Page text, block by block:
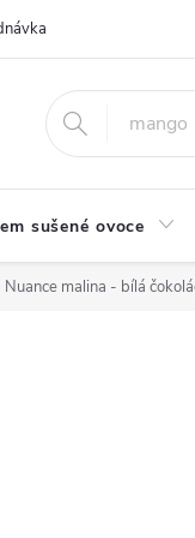
GDPR a
sušené ovoce
Nuance malina - bílá